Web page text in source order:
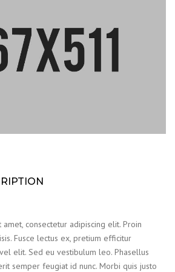
consectetur adipiscing elit. Proin
Fusce lectus ex, pretium efficitur
elit. Sed eu vestibulum leo. Phasellus
semper feugiat id nunc. Morbi quis justo